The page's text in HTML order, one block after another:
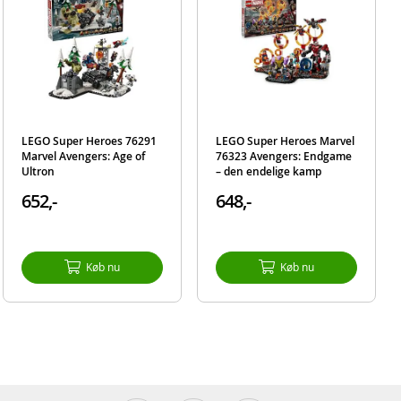
LEGO Super Heroes 76291
Marvel Avengers: Age of
Ultron
652,-
Køb nu
LEGO Super Heroes Marvel
76323 Avengers: Endgame
– den endelige kamp
648,-
Køb nu